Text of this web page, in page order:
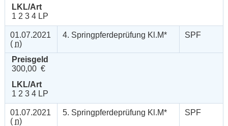
LKL/Art
1 2 3 4 LP
01.07.2021
( n)
4. Springpferdeprüfung Kl.M* SPF
Preisgeld
300,00 €
LKL/Art
1 2 3 4 LP
01.07.2021
( n)
5. Springpferdeprüfung Kl.M* SPF